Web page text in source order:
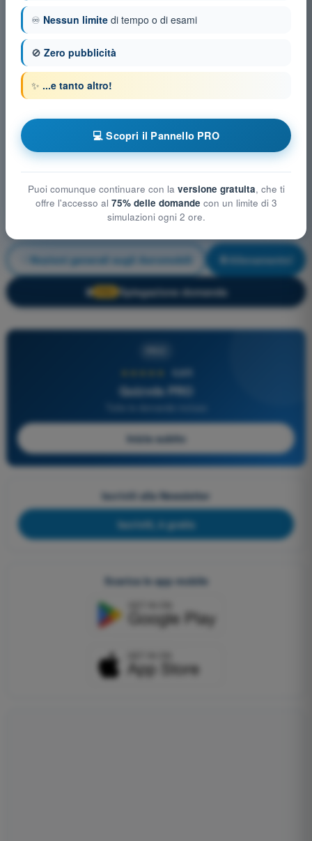
Nozioni generali sugli Aeromobili Allenamento!
🔒 Spiegazione domanda
4,6/5
Quizvds PRO
Inizia subito
Iscriviti alla Newsletter
Iscriviti, è gratis
Scarica le app mobile
♾️ Nessun limite di tempo o di esami
🚫 Zero pubblicità
✨ ...e tanto altro!
💻 Scopri il Pannello PRO
Puoi comunque continuare con la versione gratuita, che ti
offre l'accesso al 75% delle domande con un limite di 3
simulazioni ogni 2 ore.